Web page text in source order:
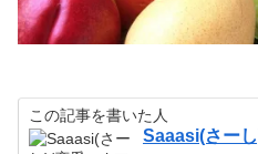
この記事を書いた人
Saaasi(さー